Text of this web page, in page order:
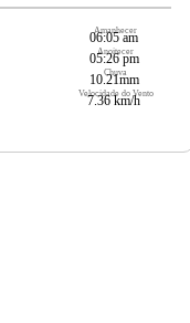
Amanhecer
06:05 am
Anoitecer
05:26 pm
Chuva
10.21mm
Velocidade do Vento
7.36 km/h